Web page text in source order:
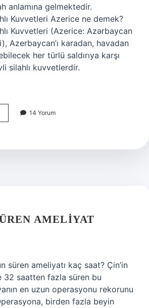
anlamına gelmektedir.
Kuvvetleri Azerice ne demek?
Kuvvetleri (Azerice: Azərbaycan
Azerbaycan’ı karadan, havadan
her türlü saldırıya karşı
silahlı kuvvetlerdir.
14 Yorum
AMELIYAT
süren ameliyatı kaç saat? Çin’in
32 saatten fazla süren bu
en uzun operasyonu rekorunu
birden fazla beyin